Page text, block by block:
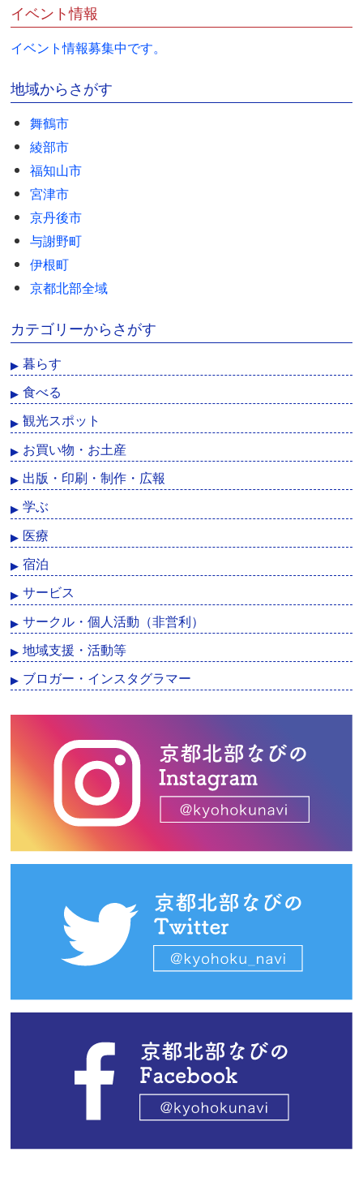
イベント情報
イベント情報募集中です。
地域からさがす
舞鶴市
綾部市
福知山市
宮津市
京丹後市
与謝野町
伊根町
京都北部全域
カテゴリーからさがす
暮らす
食べる
観光スポット
お買い物・お土産
出版・印刷・制作・広報
学ぶ
医療
宿泊
サービス
サークル・個人活動（非営利）
地域支援・活動等
ブロガー・インスタグラマー